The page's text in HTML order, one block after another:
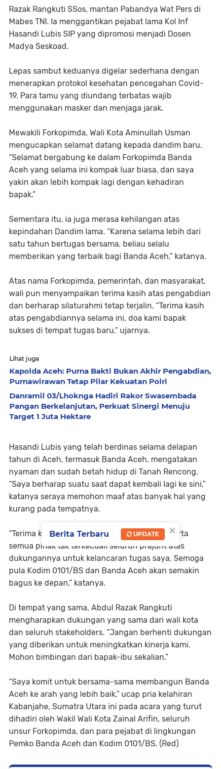
Razak Rangkuti SSos, mantan Pabandya Wat Pers di
Mabes TNI. Ia menggantikan pejabat lama Kol Inf
Hasandi Lubis SIP yang dipromosi menjadi Dosen
Madya Seskoad.
Lepas sambut keduanya digelar sederhana dengan
menerapkan protokol kesehatan pencegahan Covid-
19. Para tamu yang diundang terbatas wajib
menggunakan masker dan menjaga jarak.
Mewakili Forkopimda, Wali Kota Aminullah Usman
mengucapkan selamat datang kepada dandim baru.
“Selamat bergabung ke dalam Forkopimda Banda
Aceh yang selama ini kompak luar biasa, dan saya
yakin akan lebih kompak lagi dengan kehadiran
bapak.”
Sementara itu, ia juga merasa kehilangan atas
kepindahan Dandim lama. “Karena selama lebih dari
satu tahun bertugas bersama, beliau selalu
memberikan yang terbaik bagi Banda Aceh,” katanya.
Atas nama Forkopimda, pemerintah, dan masyarakat,
wali pun menyampaikan terima kasih atas pengabdian
dan berharap silaturahmi tetap terjalin. “Terima kasih
atas pengabdiannya selama ini, doa kami bapak
sukses di tempat tugas baru,” ujarnya.
Lihat juga
Kapolda Aceh: Purna Bakti Bukan Akhir Pengabdian,
Purnawirawan Tetap Pilar Kekuatan Polri
Danramil 03/Lhoknga Hadiri Rakor Swasembada
Pangan Berkelanjutan, Perkuat Sinergi Menuju
Target 1 Juta Hektare
Hasandi Lubis yang telah berdinas selama delapan
tahun di Aceh, termasuk Banda Aceh, mengatakan
nyaman dan sudah betah hidup di Tanah Rencong.
“Saya berharap suatu saat dapat kembali lagi ke sini,”
katanya seraya memohon maaf atas banyak hal yang
kurang pada tempatnya.
“Terima kasih kepada Pak Wali, Forkopimda, serta
semua pihak tak terkecuali seluruh prajurit atas
dukungannya untuk kelancaran tugas saya. Semoga
pula Kodim 0101/BS dan Banda Aceh akan semakin
bagus ke depan,” katanya.
Di tempat yang sama, Abdul Razak Rangkuti
mengharapkan dukungan yang sama dari wali kota
dan seluruh stakeholders. “Jangan berhenti dukungan
yang diberikan untuk meningkatkan kinerja kami.
Mohon bimbingan dari bapak-ibu sekalian.”
“Saya komit untuk bersama-sama membangun Banda
Aceh ke arah yang lebih baik,” ucap pria kelahiran
Kabanjahe, Sumatra Utara ini pada acara yang turut
dihadiri oleh Wakil Wali Kota Zainal Arifin, seluruh
unsur Forkopimda, dan para pejabat di lingkungan
Pemko Banda Aceh dan Kodim 0101/BS. (Red)
×
Berita Terbaru UPDATE